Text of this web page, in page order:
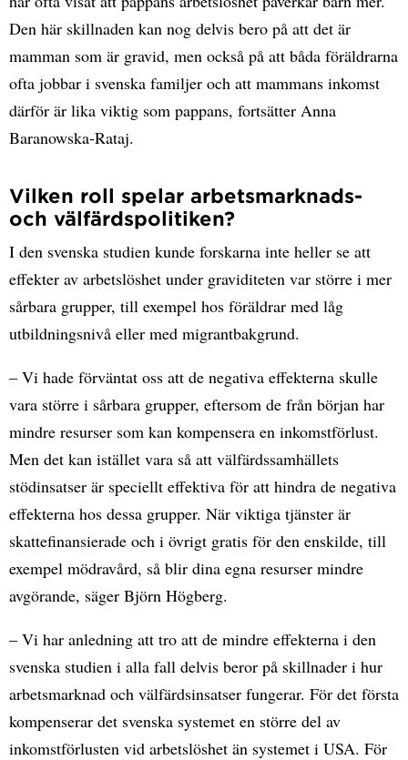
Den här skillnaden kan nog delvis bero på att det är
mamman som är gravid, men också på att båda föräldrarna
ofta jobbar i svenska familjer och att mammans inkomst
därför är lika viktig som pappans, fortsätter Anna
Baranowska-Rataj.
Vilken roll spelar arbetsmarknads-
och välfärdspolitiken?
I den svenska studien kunde forskarna inte heller se att
effekter av arbetslöshet under graviditeten var större i mer
sårbara grupper, till exempel hos föräldrar med låg
utbildningsnivå eller med migrantbakgrund.
– Vi hade förväntat oss att de negativa effekterna skulle
vara större i sårbara grupper, eftersom de från början har
mindre resurser som kan kompensera en inkomstförlust.
Men det kan istället vara så att välfärdssamhällets
stödinsatser är speciellt effektiva för att hindra de negativa
effekterna hos dessa grupper. När viktiga tjänster är
skattefinansierade och i övrigt gratis för den enskilde, till
exempel mödravård, så blir dina egna resurser mindre
avgörande, säger Björn Högberg.
– Vi har anledning att tro att de mindre effekterna i den
svenska studien i alla fall delvis beror på skillnader i hur
arbetsmarknad och välfärdsinsatser fungerar. För det första
kompenserar det svenska systemet en större del av
inkomstförlusten vid arbetslöshet än systemet i USA. För